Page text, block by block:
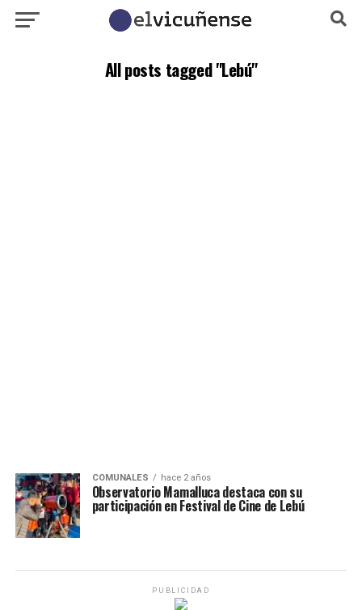
All posts tagged "Lebú"
COMUNALES hace 2 años
Observatorio Mamalluca destaca con su
participación en Festival de Cine de Lebú
PUBLICIDAD